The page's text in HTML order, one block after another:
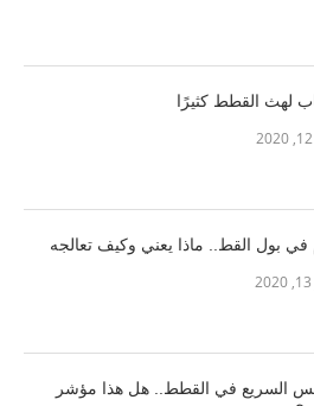
لهث القطط كثيرًا
في بول القط.. ماذا يعني وكيف تعالجه
السريع في القطط.. هل هذا مؤشر